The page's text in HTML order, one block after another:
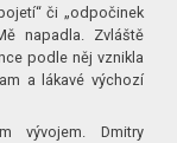
či „odpočinek
napadla. Zvláště
podle něj vznikla
a lákavé výchozí
vývojem. Dmitry